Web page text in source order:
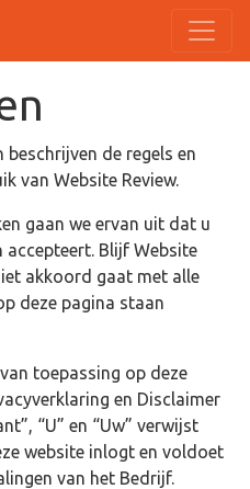
de regels en
van Website Review.
gaan we ervan uit dat u
accepteert. Blijf Website
akkoord gaat met alle
deze pagina staan
toepassing op deze
en Disclaimer
“U” en “Uw” verwijst
website inlogt en voldoet
van het Bedrijf.